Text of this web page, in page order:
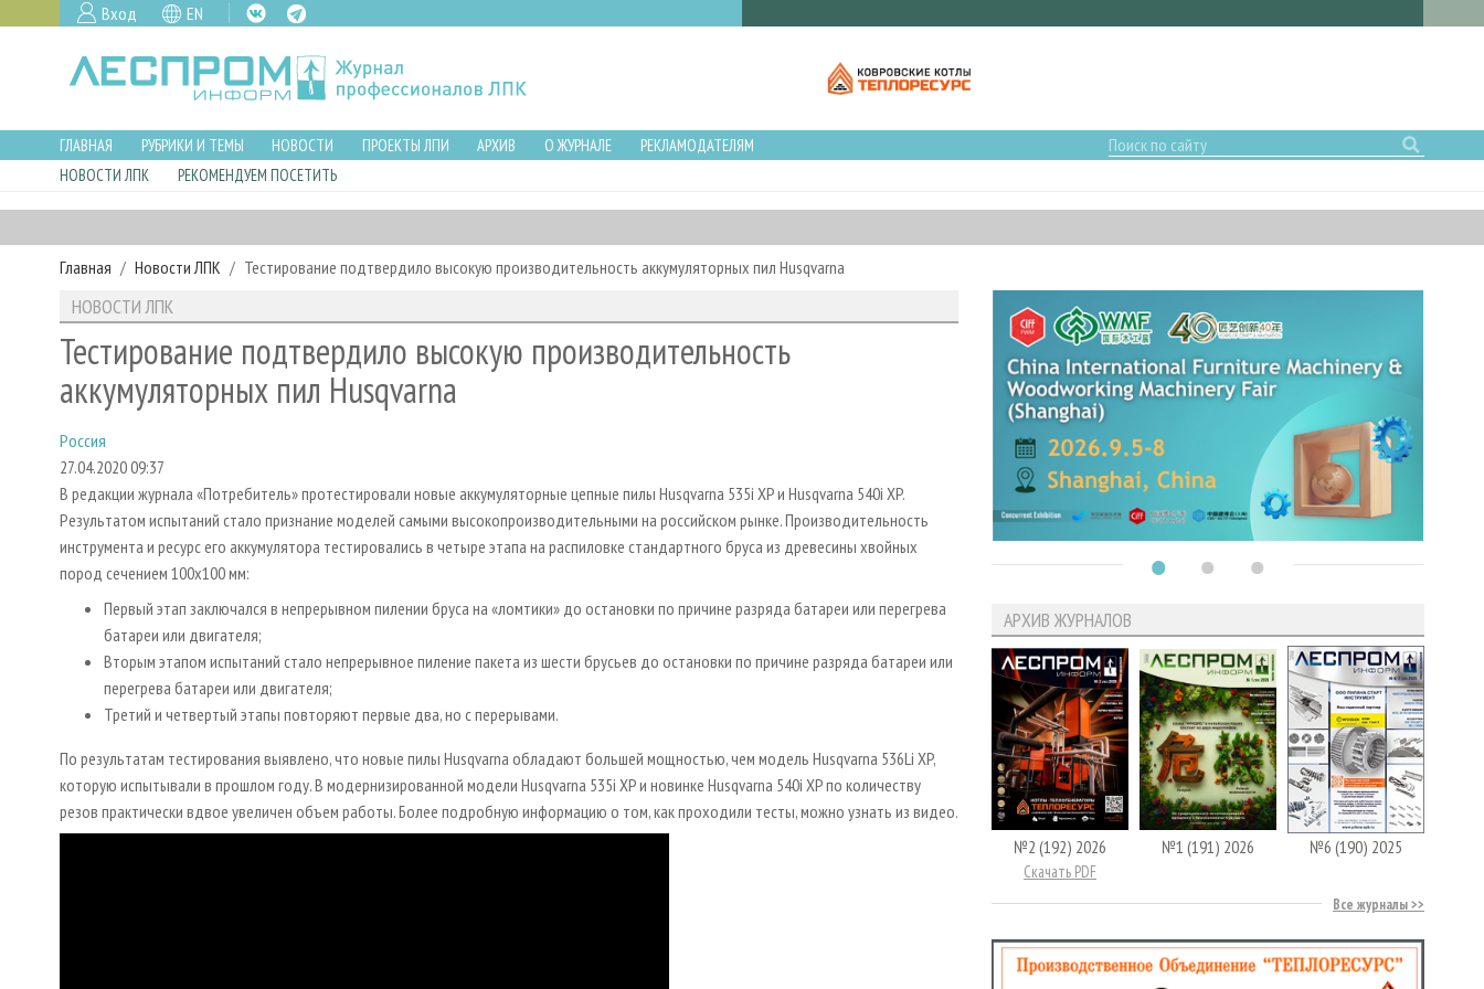
Вход EN
ГЛАВНАЯ РУБРИКИ И ТЕМЫ НОВОСТИ ПРОЕКТЫ ЛПИ АРХИВ О ЖУРНАЛЕ
РЕКЛАМОДАТЕЛЯМ
НОВОСТИ ЛПК
РЕКОМЕНДУЕМ ПОСЕТИТЬ
Главная Новости ЛПК Тестирование подтвердило высокую производительность аккумуляторных пил Husqvarna
НОВОСТИ ЛПК
Тестирование подтвердило высокую производительность
аккумуляторных пил Husqvarna
Россия
27.04.2020 09:37
В редакции журнала «Потребитель» протестировали новые аккумуляторные цепные пилы Husqvarna 535i XP и Husqvarna 540i XP.
Результатом испытаний стало признание моделей самыми высокопроизводительными на российском рынке. Производительность
инструмента и ресурс его аккумулятора тестировались в четыре этапа на распиловке стандартного бруса из древесины хвойных
пород сечением 100х100 мм:
Первый этап заключался в непрерывном пилении бруса на «ломтики» до остановки по причине разряда батареи или перегрева
батареи или двигателя;
Вторым этапом испытаний стало непрерывное пиление пакета из шести брусьев до остановки по причине разряда батареи или
перегрева батареи или двигателя;
Третий и четвертый этапы повторяют первые два, но с перерывами.
По результатам тестирования выявлено, что новые пилы Husqvarna обладают большей мощностью, чем модель Husqvarna 536Li XP,
которую испытывали в прошлом году. В модернизированной модели Husqvarna 535i XP и новинке Husqvarna 540i XP по количеству
резов практически вдвое увеличен объем работы. Более подробную информацию о том, как проходили тесты, можно узнать из видео.
АРХИВ ЖУРНАЛОВ
№2 (192) 2026
Скачать PDF
№1 (191) 2026 №6 (190) 2025
Все журналы